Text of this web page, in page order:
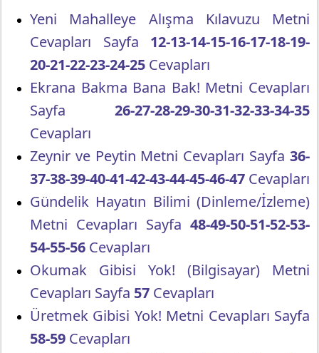
Yeni Mahalleye Alışma Kılavuzu Metni
Cevapları Sayfa 12-13-14-15-16-17-18-19-
20-21-22-23-24-25 Cevapları
Ekrana Bakma Bana Bak! Metni Cevapları
Sayfa 26-27-28-29-30-31-32-33-34-35
Cevapları
Zeynir ve Peytin Metni Cevapları Sayfa 36-
37-38-39-40-41-42-43-44-45-46-47 Cevapları
Gündelik Hayatın Bilimi (Dinleme/İzleme)
Metni Cevapları Sayfa 48-49-50-51-52-53-
54-55-56 Cevapları
Okumak Gibisi Yok! (Bilgisayar) Metni
Cevapları Sayfa 57 Cevapları
Üretmek Gibisi Yok! Metni Cevapları Sayfa
58-59 Cevapları